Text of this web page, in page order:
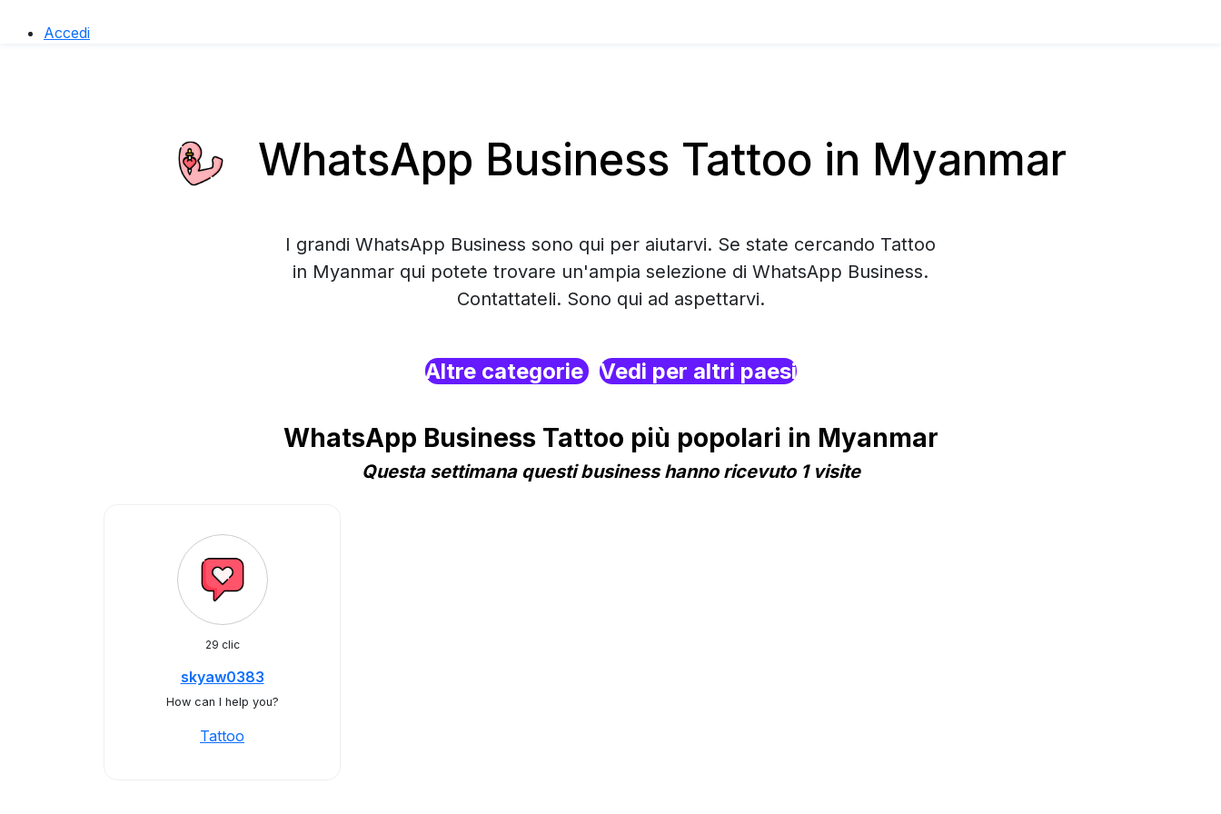
Accedi
WhatsApp Business Tattoo in Myanmar
I grandi WhatsApp Business sono qui per aiutarvi. Se state cercando Tattoo
in Myanmar qui potete trovare un'ampia selezione di WhatsApp Business.
Contattateli. Sono qui ad aspettarvi.
Altre categorie Vedi per altri paesi
WhatsApp Business Tattoo più popolari in Myanmar
Questa settimana questi business hanno ricevuto 1 visite
29 clic
skyaw0383
How can I help you?
Tattoo